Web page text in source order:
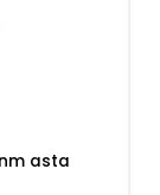
asta